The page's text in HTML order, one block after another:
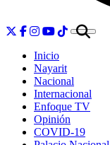
Inicio
Nayarit
Nacional
Internacional
Enfoque TV
Opinión
COVID-19